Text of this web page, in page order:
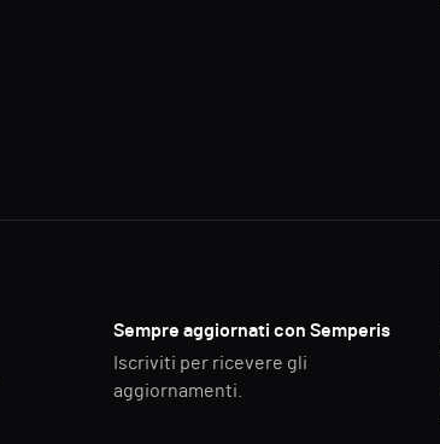
Sempre aggiornati con Semperis
Iscriviti per ricevere gli
aggiornamenti.